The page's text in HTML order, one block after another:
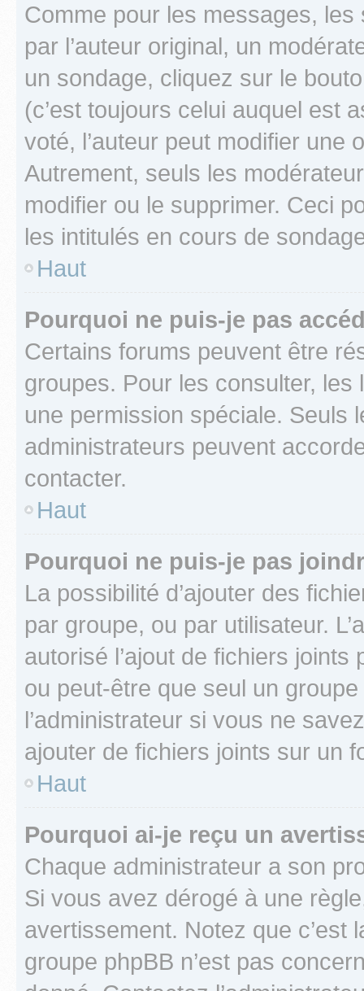
Comme pour les messages,
par l’auteur original, un
un sondage, cliquez sur le
(c’est toujours celui auquel est
voté, l’auteur peut modifier une
Autrement, seuls les
modifier ou le supprimer. Ceci
les intitulés en cours de
Haut
Pourquoi ne puis-je pas
Certains forums peuvent être
groupes. Pour les consulter,
une permission spéciale. Seuls
administrateurs peuvent
contacter.
Haut
Pourquoi ne puis-je pas
La possibilité d’ajouter des
par groupe, ou par utilisateur.
autorisé l’ajout de fichiers
ou peut-être que seul un
l’administrateur si vous ne
ajouter de fichiers joints sur un
Haut
Pourquoi ai-je reçu un
Chaque administrateur a son
Si vous avez dérogé à une
avertissement. Notez que c’est
groupe phpBB n’est pas